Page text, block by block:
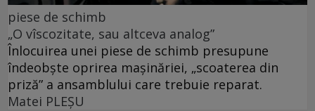
piese de schimb
„O vîscozitate, sau altceva analog”
Înlocuirea unei piese de schimb presupune
îndeobște oprirea mașinăriei, „scoaterea din
priză” a ansamblului care trebuie reparat.
Matei PLEŞU